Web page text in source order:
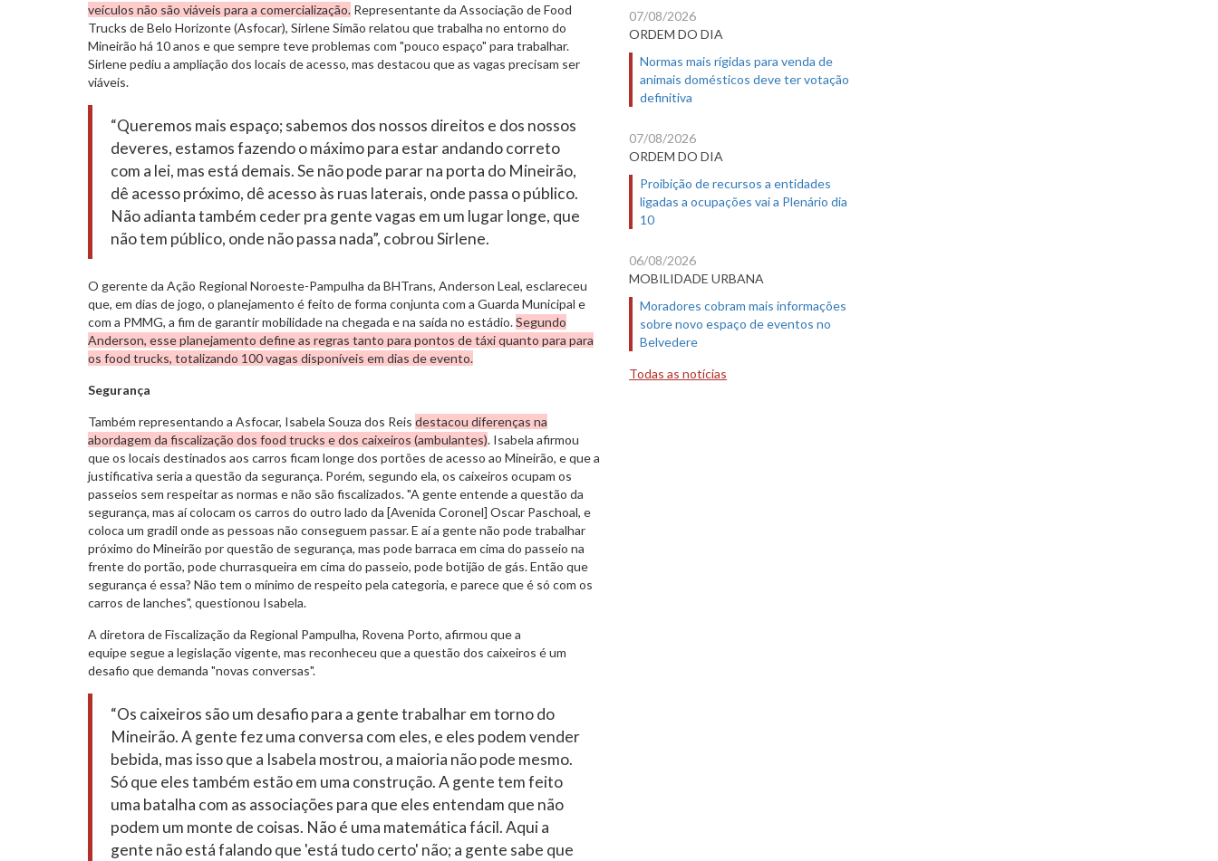
veículos não são viáveis para a comercialização. Representante da Associação de Food
Trucks de Belo Horizonte (Asfocar), Sirlene Simão relatou que trabalha no entorno do
Mineirão há 10 anos e que sempre teve problemas com "pouco espaço" para trabalhar.
Sirlene pediu a ampliação dos locais de acesso, mas destacou que as vagas precisam ser
viáveis.
“Queremos mais espaço; sabemos dos nossos direitos e dos nossos
deveres, estamos fazendo o máximo para estar andando correto
com a lei, mas está demais. Se não pode parar na porta do Mineirão,
dê acesso próximo, dê acesso às ruas laterais, onde passa o público.
Não adianta também ceder pra gente vagas em um lugar longe, que
não tem público, onde não passa nada”, cobrou Sirlene.
O gerente da Ação Regional Noroeste-Pampulha da BHTrans, Anderson Leal, esclareceu
que, em dias de jogo, o planejamento é feito de forma conjunta com a Guarda Municipal e
com a PMMG, a fim de garantir mobilidade na chegada e na saída no estádio.Segundo
Anderson, esse planejamento define as regras tanto para pontos de táxi quanto para para
os food trucks, totalizando 100 vagas disponíveis em dias de evento.
Segurança
Também representando a Asfocar, Isabela Souza dos Reis destacou diferenças na
abordagem da fiscalização dos food trucks e dos caixeiros (ambulantes). Isabela afirmou
que os locais destinados aos carros ficam longe dos portões de acesso ao Mineirão, e que a
justificativa seria a questão da segurança. Porém, segundo ela, os caixeiros ocupam os
passeios sem respeitar as normas e não são fiscalizados. "A gente entende a questão da
segurança, mas aí colocam os carros do outro lado da [Avenida Coronel] Oscar Paschoal, e
coloca um gradil onde as pessoas não conseguem passar. E aí a gente não pode trabalhar
próximo do Mineirão por questão de segurança, mas pode barraca em cima do passeio na
frente do portão, pode churrasqueira em cima do passeio, pode botijão de gás. Então que
segurança é essa? Não tem o mínimo de respeito pela categoria, e parece que é só com os
carros de lanches", questionou Isabela.
A diretora de Fiscalização da Regional Pampulha, Rovena Porto, afirmou que a
equipe segue a legislação vigente, mas reconheceu que a questão dos caixeiros é um
desafio que demanda "novas conversas".
“Os caixeiros são um desafio para a gente trabalhar em torno do
Mineirão. A gente fez uma conversa com eles, e eles podem vender
bebida, mas isso que a Isabela mostrou, a maioria não pode mesmo.
Só que eles também estão em uma construção. A gente tem feito
uma batalha com as associações para que eles entendam que não
podem um monte de coisas. Não é uma matemática fácil. Aqui a
gente não está falando que 'está tudo certo' não; a gente sabe que
07/08/2026
ORDEM DO DIA
Normas mais rígidas para venda de
animais domésticos deve ter votação
definitiva
07/08/2026
ORDEM DO DIA
Proibição de recursos a entidades
ligadas a ocupações vai a Plenário dia
10
06/08/2026
MOBILIDADE URBANA
Moradores cobram mais informações
sobre novo espaço de eventos no
Belvedere
Todas as notícias